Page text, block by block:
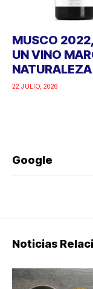
MUSCO
UN VINO
NATURALEZA
22 JULIO, 2026
Google
Noticias